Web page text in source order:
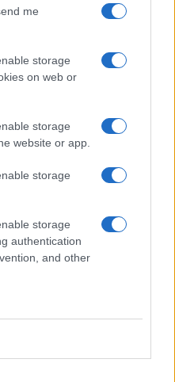
me
storage
on web or
storage
website or app.
storage
storage
authentication
and other
Provinciale di
flagranza di reato, una
ha tentato di
di…